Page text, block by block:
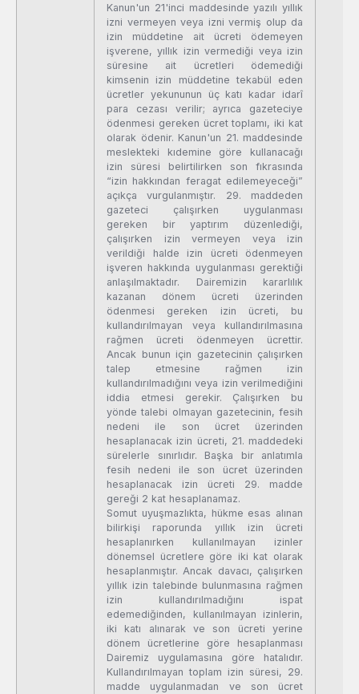
Kanun'un 21'inci maddesinde yazılı yıllık
izni vermeyen veya izni vermiş olup da
izin müddetine ait ücreti ödemeyen
işverene, yıllık izin vermediği veya izin
süresine ait ücretleri ödemediği
kimsenin izin müddetine tekabül eden
ücretler yekununun üç katı kadar idarî
para cezası verilir; ayrıca gazeteciye
ödenmesi gereken ücret toplamı, iki kat
olarak ödenir. Kanun'un 21. maddesinde
meslekteki kıdemine göre kullanacağı
izin süresi belirtilirken son fıkrasında
“izin hakkından feragat edilemeyeceği”
açıkça vurgulanmıştır. 29. maddeden
gazeteci çalışırken uygulanması
gereken bir yaptırım düzenlediği,
çalışırken izin vermeyen veya izin
verildiği halde izin ücreti ödenmeyen
işveren hakkında uygulanması gerektiği
anlaşılmaktadır. Dairemizin kararlılık
kazanan dönem ücreti üzerinden
ödenmesi gereken izin ücreti, bu
kullandırılmayan veya kullandırılmasına
rağmen ücreti ödenmeyen ücrettir.
Ancak bunun için gazetecinin çalışırken
talep etmesine rağmen izin
kullandırılmadığını veya izin verilmediğini
iddia etmesi gerekir. Çalışırken bu
yönde talebi olmayan gazetecinin, fesih
nedeni ile son ücret üzerinden
hesaplanacak izin ücreti, 21. maddedeki
sürelerle sınırlıdır. Başka bir anlatımla
fesih nedeni ile son ücret üzerinden
hesaplanacak izin ücreti 29. madde
gereği 2 kat hesaplanamaz.
Somut uyuşmazlıkta, hükme esas alınan
bilirkişi raporunda yıllık izin ücreti
hesaplanırken kullanılmayan izinler
dönemsel ücretlere göre iki kat olarak
hesaplanmıştır. Ancak davacı, çalışırken
yıllık izin talebinde bulunmasına rağmen
izin kullandırılmadığını ispat
edemediğinden, kullanılmayan izinlerin,
iki katı alınarak ve son ücreti yerine
dönem ücretlerine göre hesaplanması
Dairemiz uygulamasına göre hatalıdır.
Kullandırılmayan toplam izin süresi, 29.
madde uygulanmadan ve son ücret